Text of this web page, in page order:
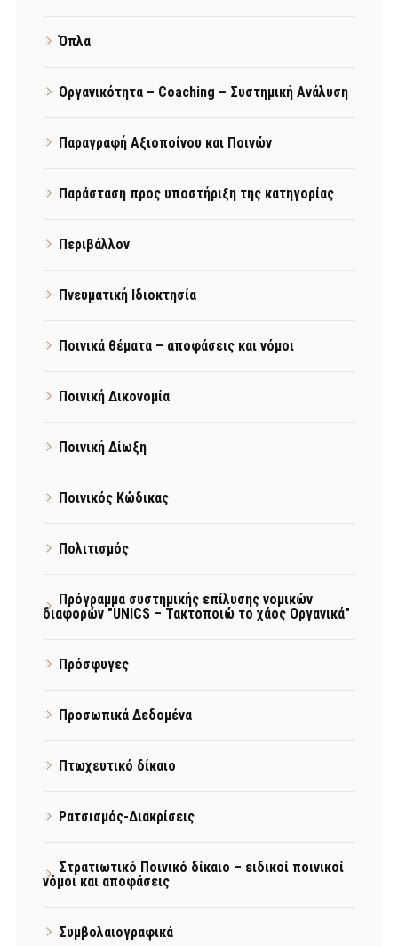
Όπλα
Οργανικότητα – Coaching – Συστημική Ανάλυση
Παραγραφή Αξιοποίνου και Ποινών
Παράσταση προς υποστήριξη της κατηγορίας
Περιβάλλον
Πνευματική Ιδιοκτησία
Ποινικά θέματα – αποφάσεις και νόμοι
Ποινική Δικονομία
Ποινική Δίωξη
Ποινικός Κώδικας
Πολιτισμός
Πρόγραμμα συστημικής επίλυσης νομικών
διαφορών "UNICS – Τακτοποιώ το χάος Οργανικά"
Πρόσφυγες
Προσωπικά Δεδομένα
Πτωχευτικό δίκαιο
Ρατσισμός-Διακρίσεις
Στρατιωτικό Ποινικό δίκαιο – ειδικοί ποινικοί
νόμοι και αποφάσεις
Συμβολαιογραφικά